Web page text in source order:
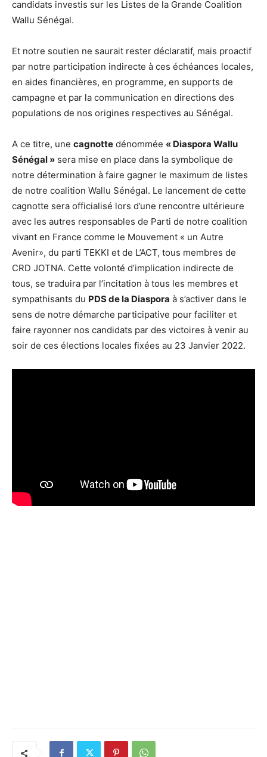
candidats investis sur les Listes de la Grande Coalition
Wallu Sénégal.
Et notre soutien ne saurait rester déclaratif, mais proactif
par notre participation indirecte à ces échéances locales,
en aides financières, en programme, en supports de
campagne et par la communication en directions des
populations de nos origines respectives au Sénégal.
A ce titre, une cagnotte dénommée « Diaspora Wallu
Sénégal » sera mise en place dans la symbolique de
notre détermination à faire gagner le maximum de listes
de notre coalition Wallu Sénégal. Le lancement de cette
cagnotte sera officialisé lors d’une rencontre ultérieure
avec les autres responsables de Parti de notre coalition
vivant en France comme le Mouvement « un Autre
Avenir», du parti TEKKI et de L’ACT, tous membres de
CRD JOTNA. Cette volonté d’implication indirecte de
tous, se traduira par l’incitation à tous les membres et
sympathisants du PDS de la Diaspora à s’activer dans le
sens de notre démarche participative pour faciliter et
faire rayonner nos candidats par des victoires à venir au
soir de ces élections locales fixées au 23 Janvier 2022.